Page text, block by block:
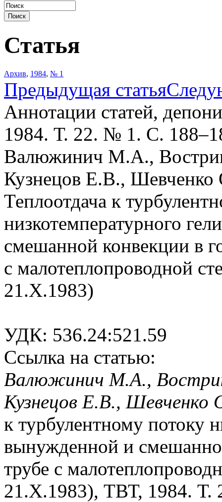
Статья
Архив, 1984, № 1
Предыдущая статья
Аннотации статей,
1984. Т. 22. № 1. С.
Валюжинич М.А.,
Кузнецов Е.В.,
Теплоотдача к
низкотемпературного
смешанной конвекции в
с малотеплопроводной
21.X.1983)
УДК: 536.24:521.59
Ссылка на статью:
Валюжинич М.А.,
Кузнецов Е.В.,
к турбулентному потоку
вынужденной и
трубе с
21.X.1983), ТВТ, 1984.